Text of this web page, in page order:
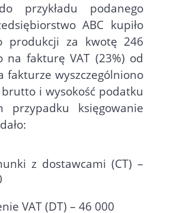
przykładu podanego
ABC kupiło
produkcji za kwotę 246
na fakturę VAT (23%) od
fakturze wyszczególniono
i wysokość podatku
przypadku księgowanie
z dostawcami (CT) –
VAT (DT) – 46 000